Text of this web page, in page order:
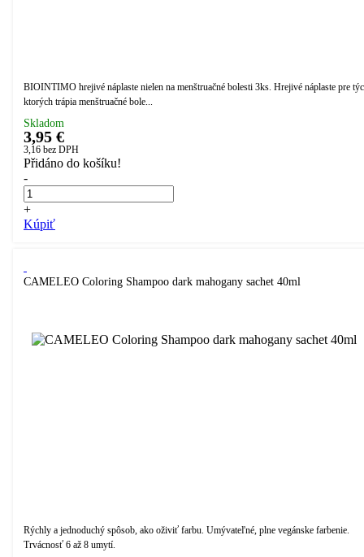
BIOINTIMO hrejivé náplaste nielen na menštruačné bolesti 3ks. Hrejivé náplaste pre
ktorých trápia menštruačné bole...
Skladom
3,95 €
3,16 bez DPH
Přidáno do košíku!
-
+
Kúpiť
CAMELEO Coloring Shampoo dark mahogany sachet 40ml
Rýchly a jednoduchý spôsob, ako oživiť farbu. Umývateľné, plne vegánske farbenie.
Trvácnosť 6 až 8 umytí.